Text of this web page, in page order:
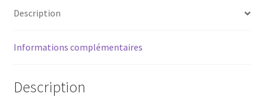
Description
Informations complémentaires
Description